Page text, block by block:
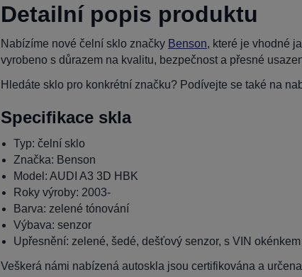
Detailní popis produktu
Nabízíme nové čelní sklo značky Benson, které je vhodné
vyrobeno s důrazem na kvalitu, bezpečnost a přesné
Hledáte sklo pro konkrétní značku? Podívejte se také na
Specifikace skla
Typ: čelní sklo
Značka: Benson
Model: AUDI A3 3D HBK
Roky výroby: 2003-
Barva: zelené tónování
Výbava: senzor
Upřesnění: zelené, šedé, dešťový senzor, s VIN
Veškerá námi nabízená autoskla jsou certifikována a